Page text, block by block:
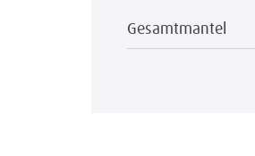
Gesamtmantel